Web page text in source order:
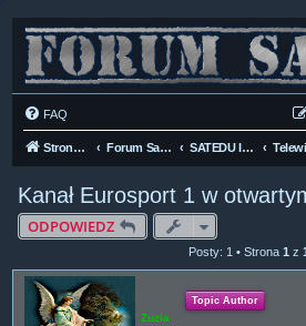
FAQ
Strona domowa Forum Satedu SATEDU INFO
Kanał Eurosport 1 w
ODPOWIEDZ
Posty: 1 • Strona 1 z
Topic Author
Zuzia